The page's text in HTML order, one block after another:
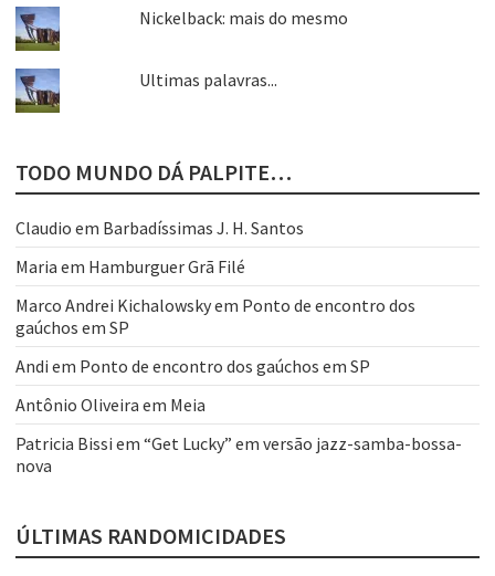
Nickelback: mais do mesmo
Ultimas palavras...
TODO MUNDO DÁ PALPITE…
Claudio em Barbadíssimas J. H. Santos
Maria em Hamburguer Grã Filé
Marco Andrei Kichalowskyem Ponto de encontro dos
gaúchos em SP
Andi em Ponto de encontro dos gaúchos em SP
Antônio Oliveira em Meia
Patricia Bissi em “Get Lucky” em versão jazz-samba-bossa-
nova
ÚLTIMAS RANDOMICIDADES